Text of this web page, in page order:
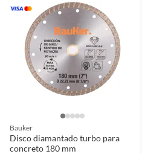
Bauker
Disco diamantado turbo para
concreto 180 mm